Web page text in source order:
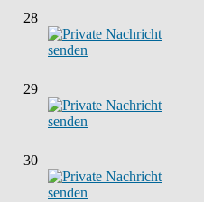
28
29
30